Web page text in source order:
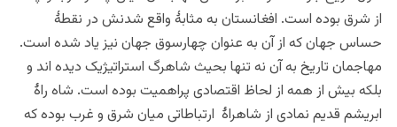
از شرق بوده است. افغانستان به مثابۀ واقع شدنش در نقطۀ
حساس جهان که از آن به عنوان چهارسوق جهان نیز یاد شده است.
مهاجمان تاریخ به آن نه تنها بحیث شاهرگ استراتیژیک دیده اند و
بلکه بیش از همه از لحاظ اقتصادی پراهمیت بوده است. شاه راۀ
ابریشم قدیم نمادی از شاهراۀ ارتباطاتی میان شرق و غرب بوده که